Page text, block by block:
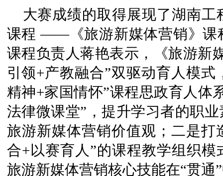
大赛成绩的取得展现了湖南
课程 ——《旅游新媒体营销》课
课程负责人蒋艳表示，《旅游新
引领+产教融合”双驱动育人模
精神+家国情怀”课程思政育人体
法律微课堂”，提升学习者的职
旅游新媒体营销价值观；二是打
合+以赛育人”的课程教学组织
旅游新媒体营销核心技能在“贯通